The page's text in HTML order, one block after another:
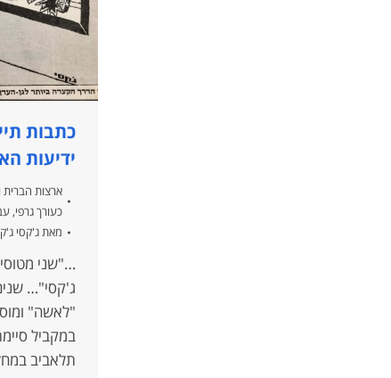
כתבות
ידיעות
ארצות הברית
כעורך גרפי,
מאתג'קסי
…"שני
ג'קסי"…
"לאשה"
במקביל
תלאביב